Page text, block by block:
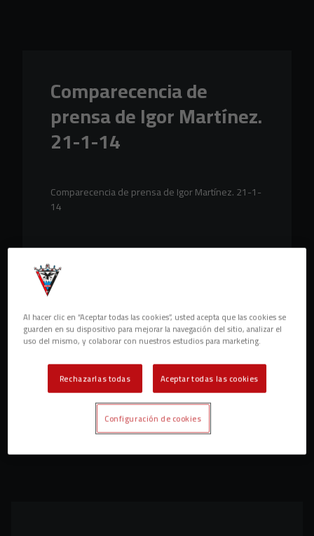
Comparecencia de
prensa de Igor Martínez.
21-1-14
Comparecencia de prensa de Igor Martínez. 21-1-
14
Al hacer clic en “Aceptar todas las cookies”, usted acepta que las cookies se
guarden en su dispositivo para mejorar la navegación del sitio, analizar el
uso del mismo, y colaborar con nuestros estudios para marketing.
Rechazarlas todas Aceptar todas las cookies
Configuración de cookies